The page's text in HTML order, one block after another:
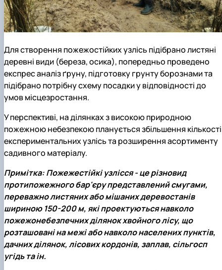
Для створення пожежостійких узлісь підібрано листяні
деревні види (береза, осика), попередньо проведено
експрес аналіз ґруну, підготовку грунту борознами та
підібрано потрібну схему посадки у відповідності до
умов місцезростання.
У перспективі, на ділянках з високою природною
пожежною небезпекою планується збільшення кількості
експериментальних узлісь та розширення асортименту
садивного матеріалу.
Примітка:Пожежестійкі узлісся - це різновид
протипожежного бар'єру представлений смугами,
переважно листяних або мішаних деревостанів
шириною 150-200 м, які проектуються навколо
пожежонебезпечних ділянок хвойного лісу, що
розташовані на межі або навколо населених пунктів,
дачних ділянок, лісових кордонів, заплав, сільгосп
угідь та ін.